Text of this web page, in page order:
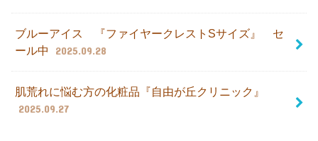
ブルーアイス 『ファイヤークレストSサイズ』 セ
ール中
2025.09.28
肌荒れに悩む方の化粧品『自由が丘クリニック』
2025.09.27